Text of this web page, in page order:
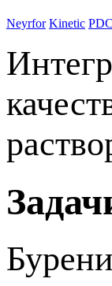
Neyrfor Kinetic PDC